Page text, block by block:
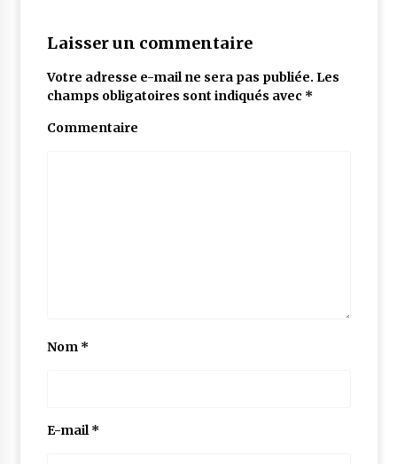
Laisser un commentaire
Votre adresse e-mail ne sera pas publiée. Les
champs obligatoires sont indiqués avec *
Commentaire
Nom *
E-mail*